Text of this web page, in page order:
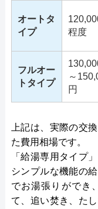
オートタ
イプ
程度
フルオー
トタイプ
～
円
上記は、実際の交
た費用相場です。
「給湯専用タイプ
シンプルな機能の
でお湯張りができ
て、追い焚き、た